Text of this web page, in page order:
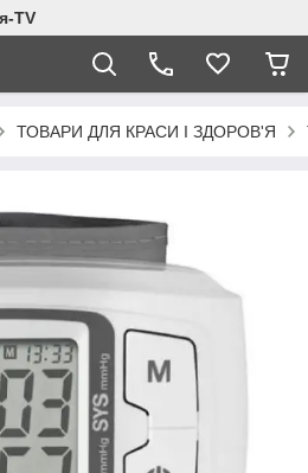
TV
ТОВАРИ ДЛЯ КРАСИ І ЗДОРОВ'Я